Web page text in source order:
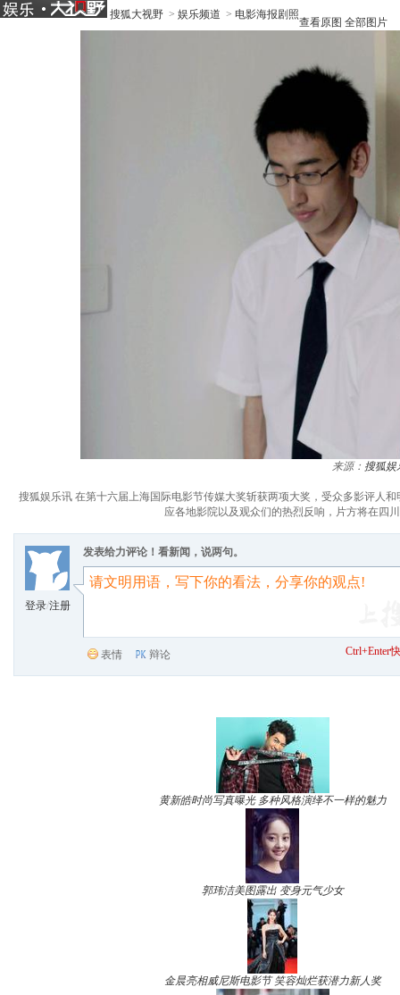
搜狐大视野 > 娱乐频道 > 电影海报剧照
查看原图 全部图片
来源： 搜狐娱
搜狐娱乐讯 在第十六届上海国际电影节传媒大奖斩获两项大奖，受众多影评人
应各地影院以及观众们的热烈反响，片方将在四
登录/注册
发表给力评论！看新闻，说两句。
表情 辩论 Ctrl+Enter
黄新皓时尚写真曝光 多种风格演绎不一样的魅力
郭玮洁美图露出 变身元气少女
金晨亮相威尼斯电影节 笑容灿烂获潜力新人奖